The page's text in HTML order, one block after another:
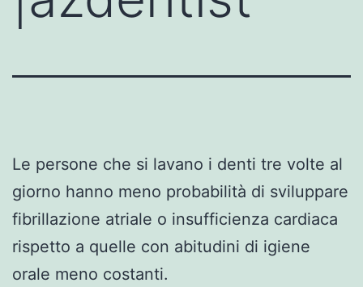
Le persone che si lavano i denti tre volte al
giorno hanno meno probabilità di sviluppare
fibrillazione atriale o insufficienza cardiaca
rispetto a quelle con abitudini di igiene
orale meno costanti.